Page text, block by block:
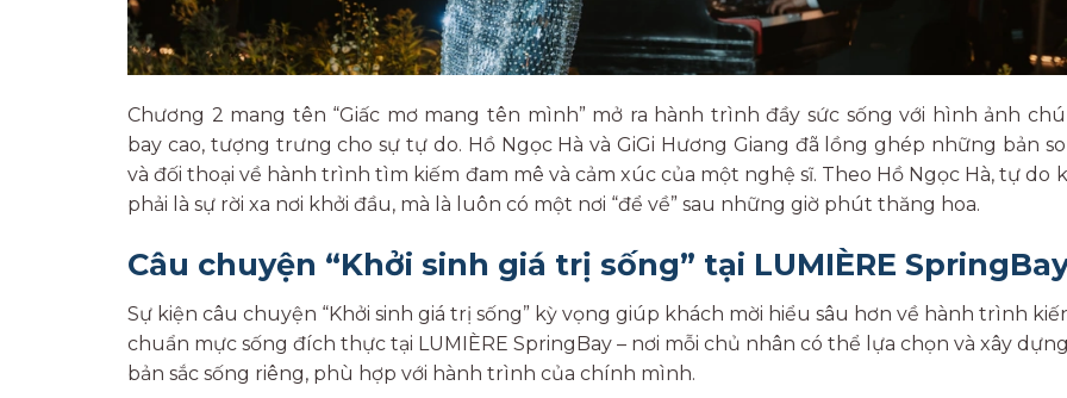
Chương 2 mang tên “Giấc mơ mang tên mình” mở ra hành trình đầy sức sống với hình ảnh
bay cao, tượng trưng cho sự tự do. Hồ Ngọc Hà và GiGi Hương Giang đã lồng ghép những bản
và đối thoại về hành trình tìm kiếm đam mê và cảm xúc của một nghệ sĩ. Theo Hồ Ngọc Hà, tự do
phải là sự rời xa nơi khởi đầu, mà là luôn có một nơi “để về” sau những giờ phút thăng hoa.
Câu chuyện “Khởi sinh giá trị sống” tại LUMIÈRE
Sự kiện câu chuyện “Khởi sinh giá trị sống” kỳ vọng giúp khách mời hiểu sâu hơn về hành trình
chuẩn mực sống đích thực tại LUMIÈRE SpringBay – nơi mỗi chủ nhân có thể lựa chọn và xây
bản sắc sống riêng, phù hợp với hành trình của chính mình.